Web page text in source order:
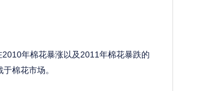
年棉花暴涨以及2011年棉花暴跌的
棉花市场。